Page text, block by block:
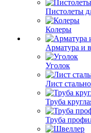
Пистолеты
Колеры
Арматура и
Уголок
Лист
Труба
Труба